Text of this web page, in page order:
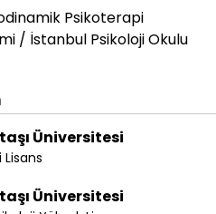
Psikoterapi
/ İstanbul Psikoloji Okulu
Üniversitesi
Lisans
Üniversitesi